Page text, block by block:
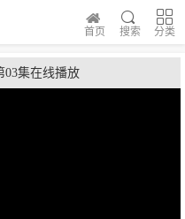
分类
搜索
首页
03集在线播放